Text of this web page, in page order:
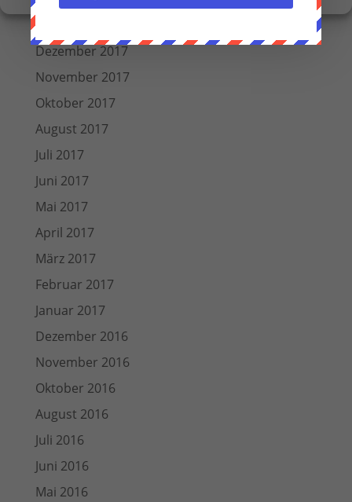
März 2018
Dezember 2017
November 2017
Oktober 2017
August 2017
Juli 2017
Juni 2017
Mai 2017
April 2017
März 2017
Februar 2017
Januar 2017
Dezember 2016
November 2016
Oktober 2016
August 2016
Juli 2016
Juni 2016
Mai 2016